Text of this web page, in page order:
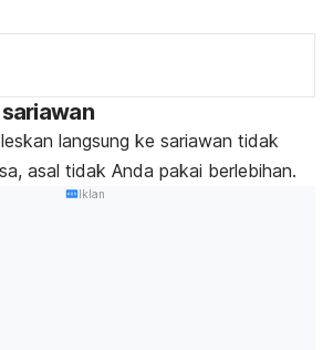
langsung ke sariawan tidak
asal tidak Anda pakai berlebihan.
Iklan